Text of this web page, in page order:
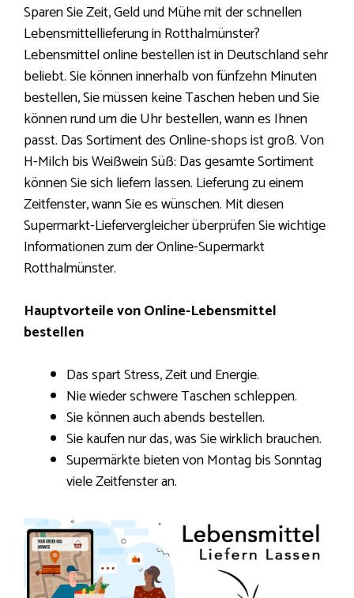
Sparen Sie Zeit, Geld und Mühe mit der schnellen
Lebensmittellieferung in Rotthalmünster?
Lebensmittel online bestellen ist in Deutschland sehr
beliebt. Sie können innerhalb von fünfzehn Minuten
bestellen, Sie müssen keine Taschen heben und Sie
können rund um die Uhr bestellen, wann es Ihnen
passt. Das Sortiment des Online-shops ist groß. Von
H-Milch bis Weißwein Süß: Das gesamte Sortiment
können Sie sich liefern lassen. Lieferung zu einem
Zeitfenster, wann Sie es wünschen. Mit diesen
Supermarkt-Liefervergleicher überprüfen Sie wichtige
Informationen zum der Online-Supermarkt
Rotthalmünster.
Hauptvorteile von Online-Lebensmittel
bestellen
Das spart Stress, Zeit und Energie.
Nie wieder schwere Taschen schleppen.
Sie können auch abends bestellen.
Sie kaufen nur das, was Sie wirklich brauchen.
Supermärkte bieten von Montag bis Sonntag
viele Zeitfenster an.